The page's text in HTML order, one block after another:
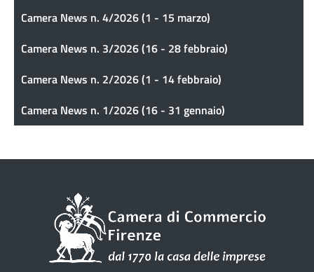
Camera News n. 4/2026 (1 - 15 marzo)
Camera News n. 3/2026 (16 - 28 febbraio)
Camera News n. 2/2026 (1 - 14 febbraio)
Camera News n. 1/2026 (16 - 31 gennaio)